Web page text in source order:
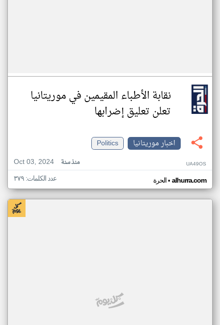
نقابة الأطباء المقيمين في موريتانيا
تعلن تعليق إضرابها
اخبار موريتانيا
Politics
Oct 03, 2024
منذ سنة UA49OS
الحرة• alhurra.com عدد الكلمات: ٣٧٩